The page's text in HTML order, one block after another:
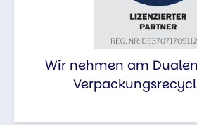
Wir nehmen am